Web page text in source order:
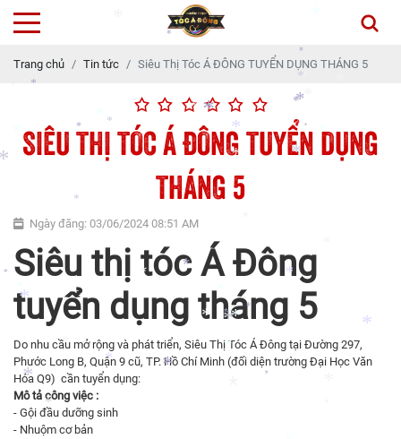
*
*
*
* *
* *
*
*
*
*
*
*
*
*
*
*
*
*
*
*
*
*
*
*
*
*
*
**
*
*
*
*
*
Trang chủ Tin tức Siêu Thị Tóc Á ĐÔNG TUYỂN DỤNG THÁNG 5
SIÊU THỊ TÓC Á ĐÔNG TUYỂN DỤNG
THÁNG 5
Ngày đăng: 03/06/2024 08:51 AM
Siêu thị tóc Á Đông
tuyển dụng tháng 5
Do nhu cầu mở rộng và phát triển, Siêu Thị Tóc Á Đông tại Đường 297,
Phước Long B, Quận 9 cũ, TP. Hồ Chí Minh (đối diện trường Đại Học Văn
Hóa Q9) cần tuyển dụng:
Mô tả công việc :
- Gội đầu dưỡng sinh
- Nhuộm cơ bản